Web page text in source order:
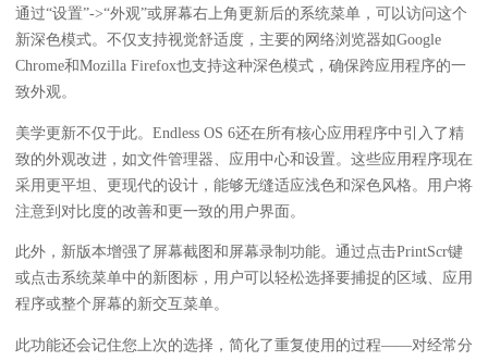
通过“设置”->“外观”或屏幕右上角更新后的系统菜单，可以访问这个
新深色模式。不仅支持视觉舒适度，主要的网络浏览器如Google
Chrome和Mozilla Firefox也支持这种深色模式，确保跨应用程序的一
致外观。
美学更新不仅于此。Endless OS 6还在所有核心应用程序中引入了精
致的外观改进，如文件管理器、应用中心和设置。这些应用程序现在
采用更平坦、更现代的设计，能够无缝适应浅色和深色风格。用户将
注意到对比度的改善和更一致的用户界面。
此外，新版本增强了屏幕截图和屏幕录制功能。通过点击PrintScr键
或点击系统菜单中的新图标，用户可以轻松选择要捕捉的区域、应用
程序或整个屏幕的新交互菜单。
此功能还会记住您上次的选择，简化了重复使用的过程——对经常分